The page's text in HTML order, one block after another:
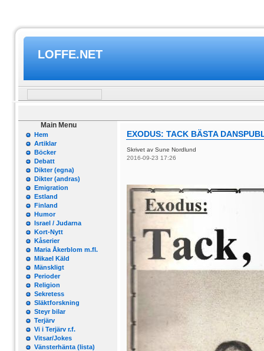
LOFFE.NET
Main Menu
Hem
Artiklar
Böcker
Debatt
Dikter (egna)
Dikter (andras)
Emigration
Estland
Finland
Humor
Israel / Judarna
Kort-Nytt
Kåserier
Maria Åkerblom m.fl.
Mikael Käld
Mänskligt
Perioder
Religion
Sekretess
Släktforskning
Steyr bilar
Terjärv
Vi i Terjärv r.f.
Vitsar/Jokes
Vänsterhänta (lista)
EXODUS: TACK BÄSTA
Skrivet av Sune Nordlund
2016-09-23 17:26